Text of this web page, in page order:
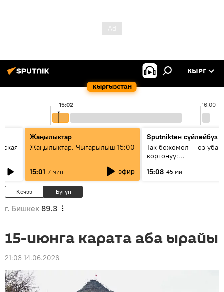
Кыргызстан
КЫРГ
16:00
15:02
Жаңылыктар
Жаңылыктар. Чыгарылыш 15:00
15:01 7 мин эфир
Sputnikteн сүйлөйбүз
Так божомол — өз
коргонуу:
кантип өркүндөтүлүүдө
15:08 45 мин
Кечээ Бүгүн
г. Бишкек 89.3
15-июнга карата аба ырайы
21:03 14.06.2026